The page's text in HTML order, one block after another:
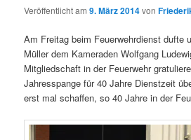
Veröffentlicht am9. März 2014von
Am Freitag beim Feuerwehrdienst dufte
Müller dem Kameraden Wolfgang
Mitgliedschaft in der Feuerwehr
Jahresspange für 40 Jahre Dienstzeit
erst mal schaffen, so 40 Jahre in der